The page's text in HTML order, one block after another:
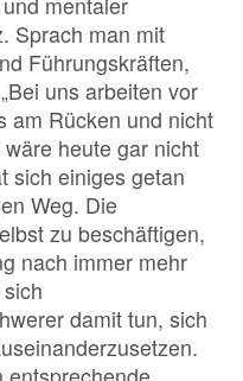
Sprach man mit
Führungskräften,
uns arbeiten vor
am Rücken und nicht
wäre heute gar nicht
sich einiges getan
Weg. Die
zu beschäftigen,
nach immer mehr
damit tun, sich